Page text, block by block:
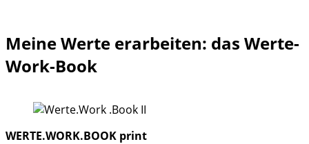
Meine Werte erarbeiten: das Werte-
Work-Book
WERTE.WORK.BOOK print